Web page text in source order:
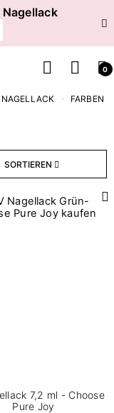
Nagellack
0
FARBEN
SORTIEREN
7,2 ml - Choose
Pure Joy